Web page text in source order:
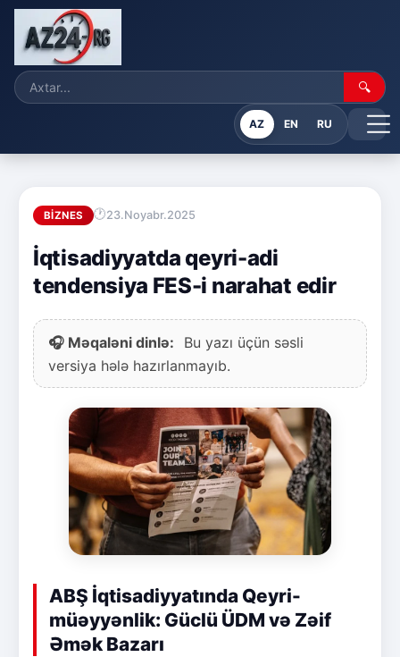
🔍
AZ EN RU
BIZNES 23.Noyabr.2025
İqtisadiyyatda qeyri-adi
tendensiya FES-i narahat edir
🎧 Məqaləni dinlə:
Bu yazı üçün səsli
versiya hələ hazırlanmayıb.
ABŞ İqtisadiyyatında Qeyri-
müəyyənlik: Güclü ÜDM və Zəif
Əmək Bazarı